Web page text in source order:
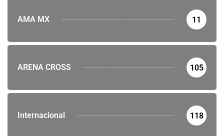
AMA MX 11
ARENA CROSS 105
Internacional 118